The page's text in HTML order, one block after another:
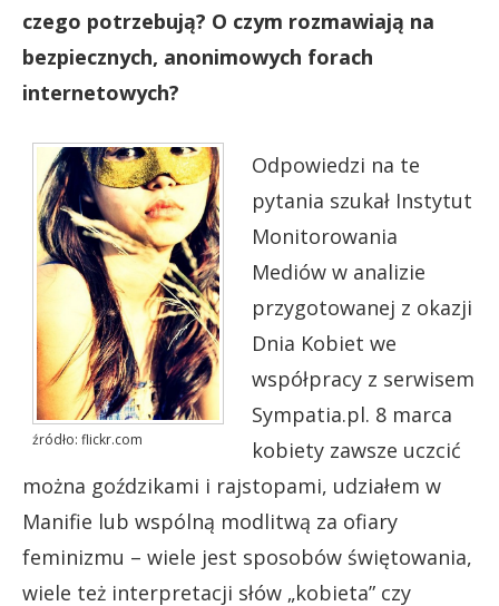
czego potrzebują? O czym rozmawiają na
bezpiecznych, anonimowych forach
internetowych?
źródło: flickr.com
Odpowiedzi na te
pytania szukał Instytut
Monitorowania
Mediów w analizie
przygotowanej z okazji
Dnia Kobiet we
współpracy z serwisem
Sympatia.pl. 8 marca
kobiety zawsze uczcić
można goździkami i rajstopami, udziałem w
Manifie lub wspólną modlitwą za ofiary
feminizmu – wiele jest sposobów świętowania,
wiele też interpretacji słów „kobieta” czy